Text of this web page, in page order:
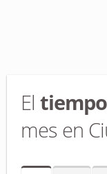
El
mes en